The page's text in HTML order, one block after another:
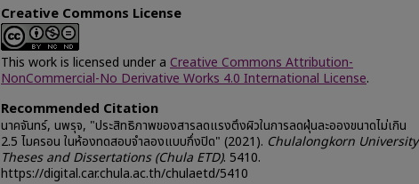
Creative Commons License
This work is licensed under a Creative Commons Attribution-
NonCommercial-No Derivative Works 4.0 International License.
Recommended Citation
นาคจันทร์, นพรุจ, "ประสิทธิภาพของสารลดแรงตึงผิวในการลดฝุ่นละอองขนาดไม่เกิน
2.5 ไมครอน ในห้องทดสอบจำลองแบบกึ่งปิด" (2021). Chulalongkorn University
Theses and Dissertations (Chula ETD). 5410.
https://digital.car.chula.ac.th/chulaetd/5410